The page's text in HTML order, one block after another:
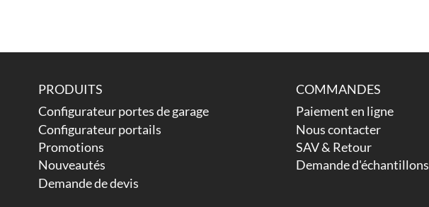
PRODUITS
Configurateur portes de garage
Configurateur portails
Promotions
Nouveautés
Demande de devis
COMMANDES
Paiement en ligne
Nous contacter
SAV & Retour
Demande d'échantillons